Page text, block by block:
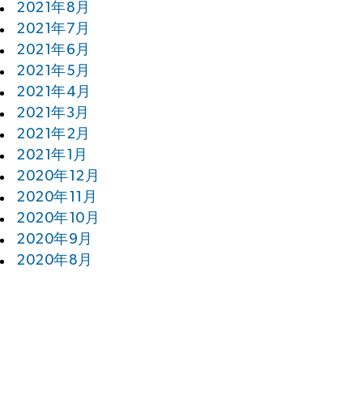
2021年8月
2021年7月
2021年6月
2021年5月
2021年4月
2021年3月
2021年2月
2021年1月
2020年12月
2020年11月
2020年10月
2020年9月
2020年8月